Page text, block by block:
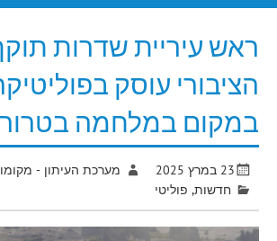
ראש עיריית שדרות
הציבורי עוסק
במקום במלחמה
23 במרץ 2025
מערכת העיתון -
חדשות,פוליטי